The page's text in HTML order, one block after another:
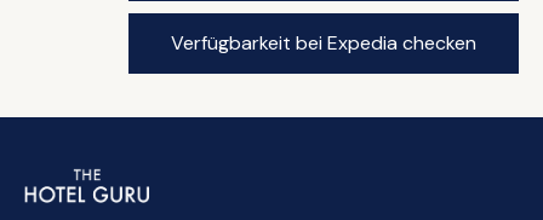
Verfügbarkeit bei Expedia checken